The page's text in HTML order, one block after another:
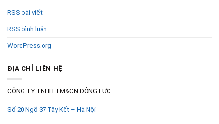
RSS bài viết
RSS bình luận
WordPress.org
ĐỊA CHỈ LIÊN HỆ
CÔNG TY TNHH TM&CN ĐỘNG LỰC
Số 20 Ngõ 37 Tây Kết – Hà Nội